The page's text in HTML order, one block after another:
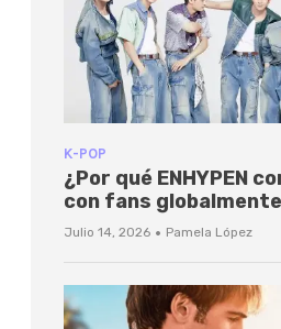
K-POP
¿Por qué ENHYPEN
con fans
Julio 14, 2026 · Pamela López